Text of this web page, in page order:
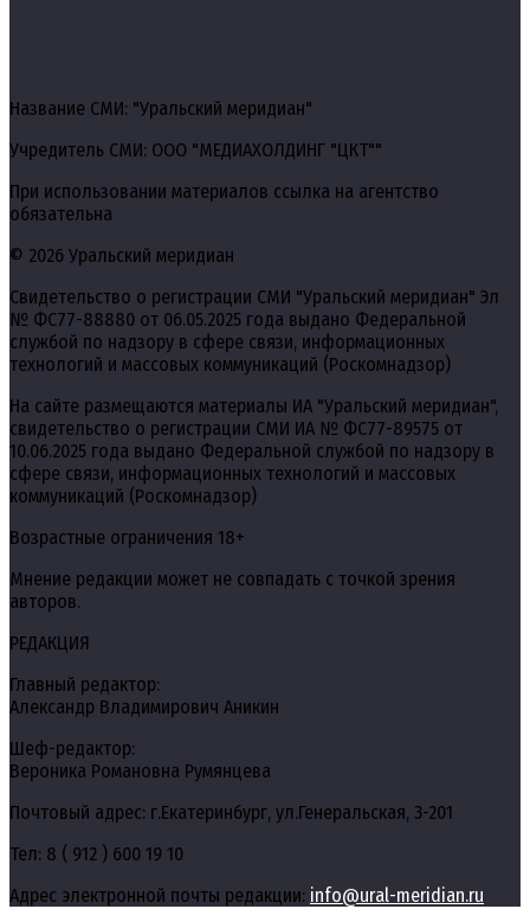
Название СМИ: "Уральский меридиан"
Учредитель СМИ: ООО "МЕДИАХОЛДИНГ "ЦКТ""
При использовании материалов ссылка на агентство
обязательна
© 2026 Уральский меридиан
Свидетельство о регистрации СМИ "Уральский меридиан" Эл
№ ФС77-88880 от 06.05.2025 года выдано Федеральной
службой по надзору в сфере связи, информационных
технологий и массовых коммуникаций (Роскомнадзор)
На сайте размещаются материалы ИА "Уральский меридиан",
свидетельство о регистрации СМИ ИА № ФС77-89575 от
10.06.2025 года выдано Федеральной службой по надзору в
сфере связи, информационных технологий и массовых
коммуникаций (Роскомнадзор)
Возрастные ограничения 18+
Мнение редакции может не совпадать с точкой зрения
авторов.
РЕДАКЦИЯ
Главный редактор:
Александр Владимирович Аникин
Шеф-редактор:
Вероника Романовна Румянцева
Почтовый адрес: г.Екатеринбург, ул.Генеральская, 3-201
Тел: 8 ( 912 ) 600 19 10
Адрес электронной почты редакции: info@ural-meridian.ru